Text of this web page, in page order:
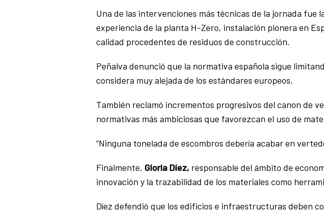
Una de las intervenciones más técnicas de la jornada fue
experiencia de la planta H-Zero, instalación pionera en
calidad procedentes de residuos de construcción.
Peñalva denunció que la normativa española sigue
considera muy alejada de los estándares europeos.
También reclamó incrementos progresivos del canon de
normativas más ambiciosas que favorezcan el uso de
“Ninguna tonelada de escombros debería acabar en
Finalmente, Gloria Díez, responsable del ámbito de
innovación y la trazabilidad de los materiales como
Díez defendió que los edificios e infraestructuras deben